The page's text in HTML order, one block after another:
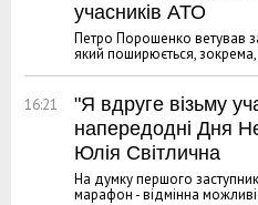
учасників АТО
Петро Порошенко ветував
який поширюється, зокрема,
16:21
"Я вдруге візьму
напередодні Дня
Юлія Світлична
На думку першого
марафон - відмінна